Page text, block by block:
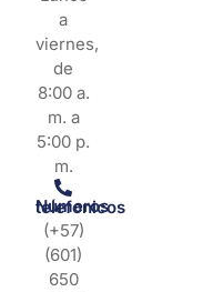
a
viernes,
de
8:00 a.
m. a
5:00 p.
m.
Números telefonicos
(+57)
(601)
650